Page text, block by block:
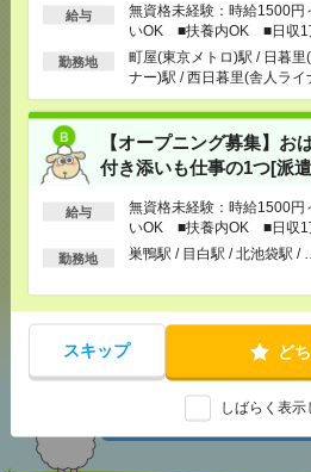
給与
無資格未経験：時給1500
いOK ■扶養内OK ■日収1
以上
勤務地
町屋(東京メトロ)駅 / 日暮里
ナー)駅 / 西日暮里(舎人ライ
…
【オープニング募集】お
付き添いも仕事の1つ[派
給与
無資格未経験：時給1500
いOK ■扶養内OK ■日収1
以上
勤務地 巣鴨駅 / 目白駅 / 北池袋駅 / …
スキップ ど
しばらく表示
応募ペー
気にな
メールで送る
あなたの閲覧履歴からの
おすすめ